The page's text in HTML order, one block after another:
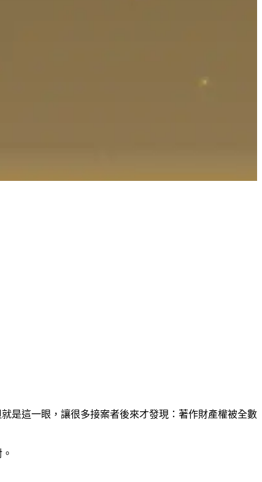
是這一眼，讓很多接案者後來才發現：著作財產權被全數